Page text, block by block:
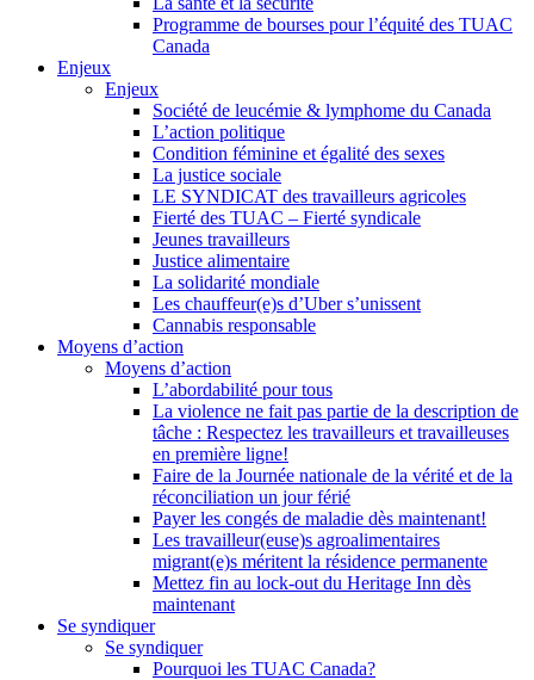
Programme de bourses pour l’équité des TUAC
Canada
Enjeux
Enjeux
Société de leucémie & lymphome du Canada
L’action politique
Condition féminine et égalité des sexes
La justice sociale
LE SYNDICAT des travailleurs agricoles
Fierté des TUAC – Fierté syndicale
Jeunes travailleurs
Justice alimentaire
La solidarité mondiale
Les chauffeur(e)s d’Uber s’unissent
Cannabis responsable
Moyens d’action
Moyens d’action
L’abordabilité pour tous
La violence ne fait pas partie de la description de
tâche : Respectez les travailleurs et travailleuses
en première ligne!
Faire de la Journée nationale de la vérité et de la
réconciliation un jour férié
Payer les congés de maladie dès maintenant!
Les travailleur(euse)s agroalimentaires
migrant(e)s méritent la résidence permanente
Mettez fin au lock-out du Heritage Inn dès
maintenant
Se syndiquer
Se syndiquer
Pourquoi les TUAC Canada?